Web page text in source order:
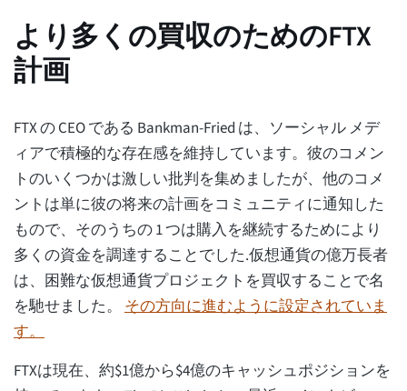
より多くの買収のためのFTX
計画
FTX の CEO である Bankman-Fried は、ソーシャル メデ
ィアで積極的な存在感を維持しています。彼のコメン
トのいくつかは激しい批判を集めましたが、他のコメ
ントは単に彼の将来の計画をコミュニティに通知した
もので、そのうちの 1 つは購入を継続するためにより
多くの資金を調達することでした.仮想通貨の億万長者
は、困難な仮想通貨プロジェクトを買収することで名
を馳せました。 その方向に進むように設定されていま
す。
FTXは現在、約$1億から$4億のキャッシュポジションを